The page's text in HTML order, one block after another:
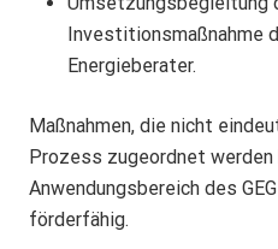
Investitionsmaßnahme
Energieberater.
Maßnahmen, die nicht
Prozess zugeordnet werden
Anwendungsbereich des
förderfähig.